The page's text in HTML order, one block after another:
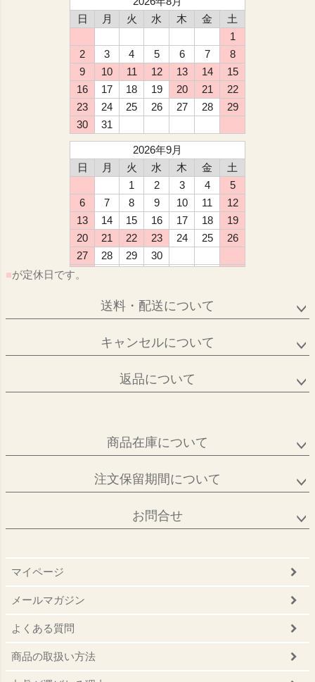
日
月 火 水 木 金
土
1
2
3 4 5 6 7
8
9
10 11 12 13 14
15
16
17 18 19 20 21
22
23
24 25 26 27 28
29
30
31
2026年9月
日
月 火 水 木 金
土
1
2 3 4
5
6
7 8 9 10 11
12
13
14 15 16 17 18
19
20
21 22 23 24 25
26
27
28 29
30
■が定休日です。
送料・配送について
キャンセルについて
返品について
商品在庫について
注文保留期間について
お問合せ
マイページ
メールマガジン
よくある質問
商品の取扱い方法